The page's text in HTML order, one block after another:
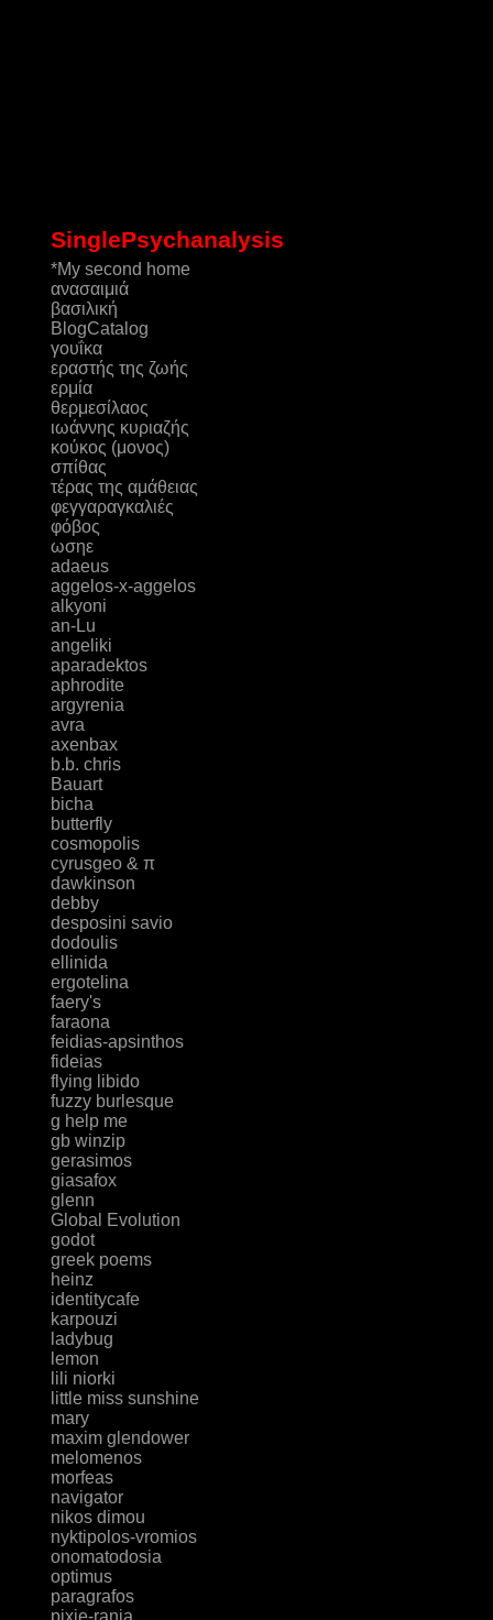
SinglePsychanalysis
*My second home
ανασαιμιά
βασιλική
ΒlogCatalog
γουΐκα
εραστής της ζωής
ερμία
θερμεσίλαος
ιωάννης κυριαζής
κούκος (μονος)
σπίθας
τέρας της αμάθειας
φεγγαραγκαλιές
φόβος
ωσηε
adaeus
aggelos-x-aggelos
alkyoni
an-Lu
angeliki
aparadektos
aphrodite
argyrenia
avra
axenbax
b.b. chris
Bauart
bicha
butterfly
cosmopolis
cyrusgeo & π
dawkinson
debby
desposini savio
dodoulis
ellinida
ergotelina
faery's
faraona
feidias-apsinthos
fideias
flying libido
fuzzy burlesque
g help me
gb winzip
gerasimos
giasafox
glenn
Global Evolution
godot
greek poems
heinz
identitycafe
karpouzi
ladybug
lemon
lili niorki
little miss sunshine
mary
maxim glendower
melomenos
morfeas
navigator
nikos dimou
nyktipolos-vromios
onomatodosia
optimus
paragrafos